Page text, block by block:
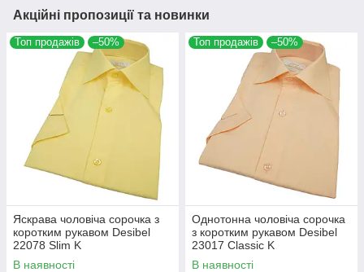
Акційні пропозиції та новинки
Топ продажів –50%
Яскрава чоловіча сорочка з
коротким рукавом Desibel
22078 Slim K
В наявності
Топ продажів –50%
Однотонна чоловіча сорочка
з коротким рукавом Desibel
23017 Classic K
В наявності